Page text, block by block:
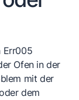
Err005
Ofen in der
mit der
dem